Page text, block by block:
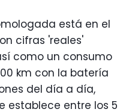
está en el
cifras 'reales'
como un consumo
km con la batería
del día a día,
establece entre los 5